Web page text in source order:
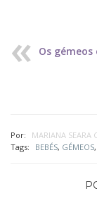
Os
Por:
MARIANA SEARA
Tags:
BEBÉS, GÉMEOS,